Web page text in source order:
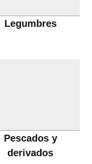
Legumbres
Pescados y
derivados